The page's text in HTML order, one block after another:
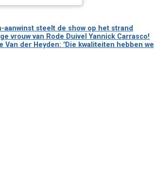
aanwinst steelt de show op het strand
vrouw van Rode Duivel Yannick Carrasco!
der Heyden: "Die kwaliteiten hebben we